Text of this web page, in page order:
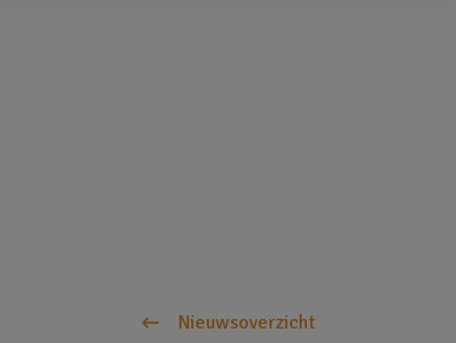
Nieuwsoverzicht